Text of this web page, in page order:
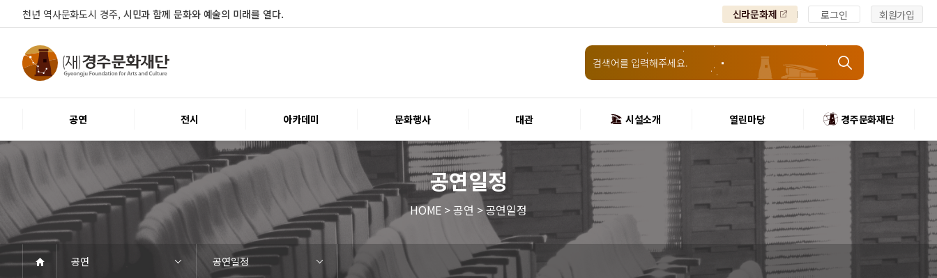
천년 역사문화도시 경주, 시민과 함께 문화와 예술의 미래를 열다. 신라문화제 로그인 회원가입
공연 전시 아카데미 문화행사 대관 시설소개 열린마당 경주문화재단
공연일정
HOME > 공연 > 공연일정
공연
공연일정
임원 및 운영인력 현황 인건비